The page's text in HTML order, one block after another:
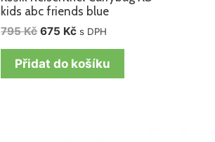
kids abc friends blue
795Kč 675 Kč s DPH
Přidat do košíku